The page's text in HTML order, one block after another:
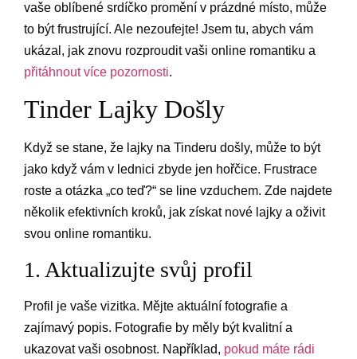
vaše oblíbené srdíčko promění v prázdné místo, může
to být frustrující. Ale nezoufejte! Jsem tu, abych vám
ukázal, jak znovu rozproudit vaši online romantiku a
přitáhnout více pozornosti.
Tinder Lajky Došly
Když se stane, že lajky na Tinderu došly, může to být
jako když vám v lednici zbyde jen hořčice. Frustrace
roste a otázka „co teď?“ se line vzduchem. Zde najdete
několik efektivních kroků, jak získat nové lajky a oživit
svou online romantiku.
1. Aktualizujte svůj profil
Profil je vaše vizitka. Mějte aktuální fotografie a
zajímavý popis. Fotografie by měly být kvalitní a
ukazovat vaši osobnost. Například, pokud máte rádi